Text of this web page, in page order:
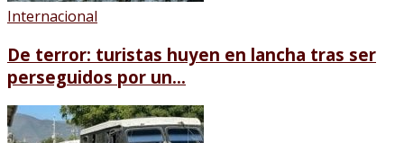
Internacional
De terror: turistas huyen en lancha tras ser
perseguidos por un...